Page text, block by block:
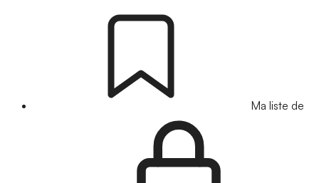
Ma liste de